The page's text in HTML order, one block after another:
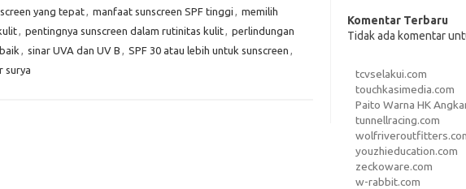
yang tepat, manfaat sunscreen SPF tinggi , memilih
, pentingnya sunscreen dalam rutinitas kulit, perlindungan
, sinar UVA dan UV B , SPF 30 atau lebih untuk sunscreen ,
surya
Komentar Terbaru
Tidak ada komentar
tcvselakui.com
touchkasimedia.com
Paito Warna HK
tunnellracing.com
youzhieducation.com
zeckoware.com
w-rabbit.com